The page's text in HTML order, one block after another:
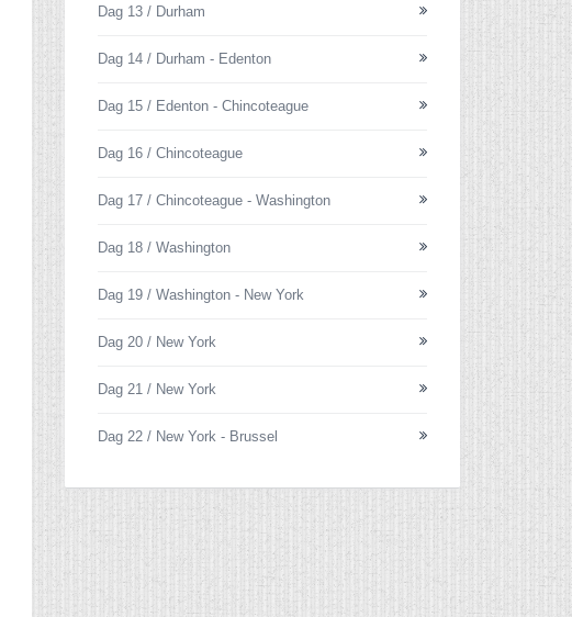
Dag 13 / Durham
Dag 14 / Durham - Edenton
Dag 15 / Edenton - Chincoteague
Dag 16 / Chincoteague
Dag 17 / Chincoteague - Washington
Dag 18 / Washington
Dag 19 / Washington - New York
Dag 20 / New York
Dag 21 / New York
Dag 22 / New York - Brussel